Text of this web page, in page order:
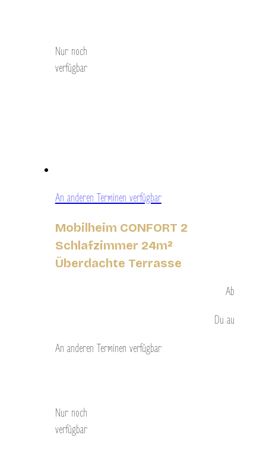
Nur noch
verfügbar
An anderen Terminen verfügbar
Mobilheim CONFORT 2
Schlafzimmer 24m²
Überdachte Terrasse
Ab
Duau
An anderen Terminen verfügbar
Nur noch
verfügbar